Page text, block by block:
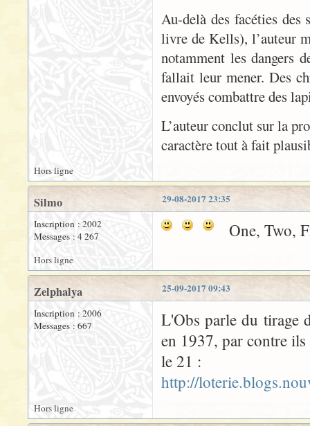
Au-delà des facéties
livre de Kells), l’auteur
notamment les dangers
fallait leur mener. Des
envoyés combattre des
L’auteur conclut sur la
caractère tout à fait
Hors ligne
29-08-2017 23:35
Silmo
Inscription : 2002
Messages : 4 267
One, Two,
Hors ligne
25-09-2017 09:43
Zelphalya
Inscription : 2006
Messages : 667
L'Obs parle du tirage
en 1937, par contre
le 21 :
http://
Hors ligne